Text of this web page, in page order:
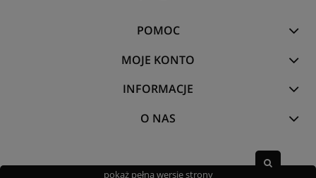
POMOC
MOJE KONTO
INFORMACJE
O NAS
pokaż pełną wersję strony